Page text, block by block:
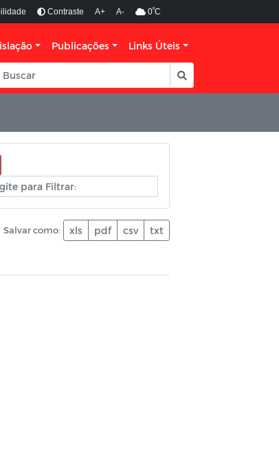
Contraste A+ A- 0ºC
Publicações Links Úteis
Salvar como: xls pdf csv txt